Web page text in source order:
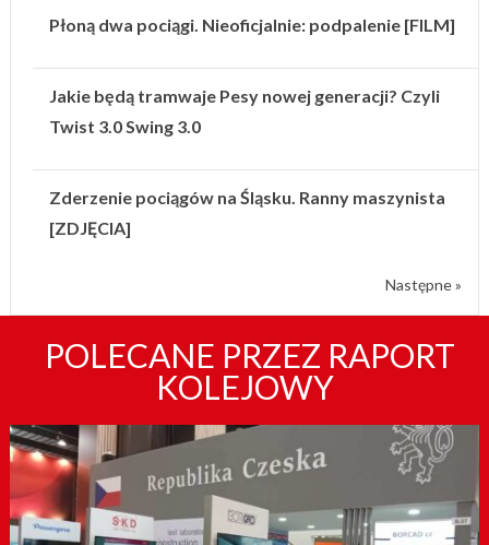
Płoną dwa pociągi. Nieoficjalnie: podpalenie [FILM]
Jakie będą tramwaje Pesy nowej generacji? Czyli
Twist 3.0 Swing 3.0
Zderzenie pociągów na Śląsku. Ranny maszynista
[ZDJĘCIA]
Następne »
POLECANE PRZEZ RAPORT
KOLEJOWY